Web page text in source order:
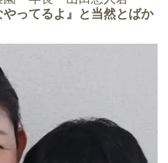
やってるよ』と当然とばか